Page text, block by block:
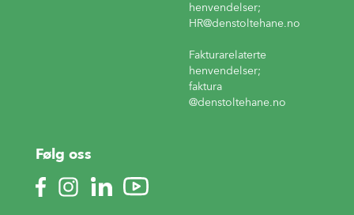
henvendelser;
HR@denstoltehane.no
Fakturarelaterte
henvendelser;
faktura
@denstoltehane.no
Følg oss